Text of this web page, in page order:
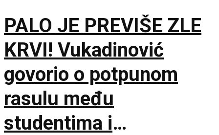
PALO JE PREVIŠE ZLE
KRVI! Vukadinović
govorio o potpunom
rasulu među
studentima i